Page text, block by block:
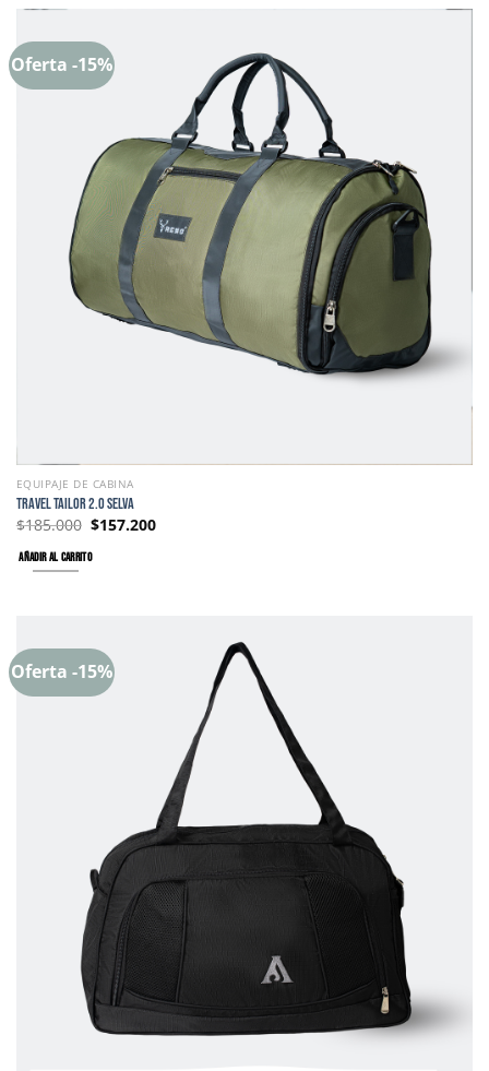
Oferta -15%
EQUIPAJE DE CABINA
TRAVEL TAILOR 2.0 SELVA
$185.000 $157.200
AÑADIR AL CARRITO
Oferta -15%